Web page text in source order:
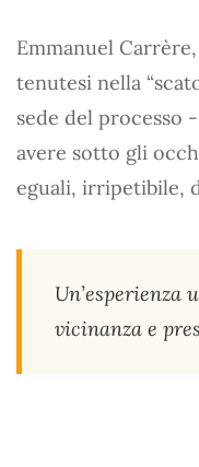
Emmanuel
tenutesi nella
sede del processo
avere sotto gli
eguali, irripetibile,
Un’esperienza
vicinanza e